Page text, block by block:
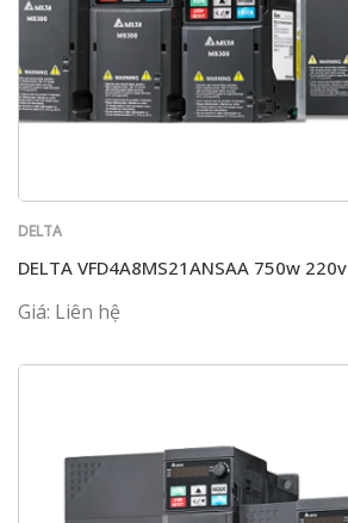
DELTA
DELTA VFD4A8MS21ANSAA 750w 220v
Giá: Liên hệ